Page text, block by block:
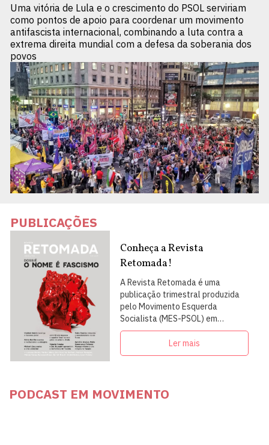
Uma vitória de Lula e o crescimento do PSOL serviriam
como pontos de apoio para coordenar um movimento
antifascista internacional, combinando a luta contra a
extrema direita mundial com a defesa da soberania dos
povos
PUBLICAÇÕES
Conheça a Revista
Retomada!
A Revista Retomada é uma
publicação trimestral produzida
pelo Movimento Esquerda
Socialista (MES-PSOL) em
articulação com intelectuais,
militantes e artistas
Ler mais
PODCAST EM MOVIMENTO